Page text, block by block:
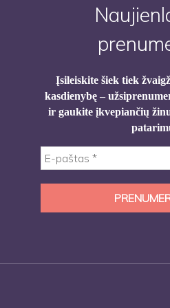
Įsileiskite šiek tiek
kasdienybę –
ir gaukite įkvepiančių